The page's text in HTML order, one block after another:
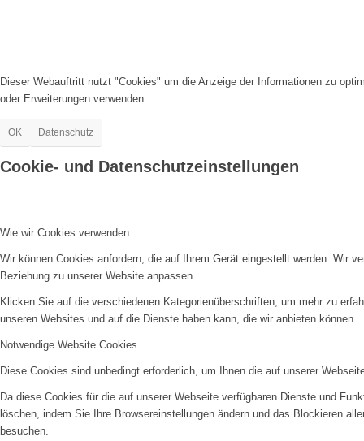
Dieser Webauftritt nutzt "Cookies" um die Anzeige der Informationen zu
oder Erweiterungen verwenden.
OK Datenschutz
Cookie- und Datenschutzeinstellungen
Wie wir Cookies verwenden
Wir können Cookies anfordern, die auf Ihrem Gerät eingestellt werden. Wir
Beziehung zu unserer Website anpassen.
Klicken Sie auf die verschiedenen Kategorienüberschriften, um mehr zu
unseren Websites und auf die Dienste haben kann, die wir anbieten können.
Notwendige Website Cookies
Diese Cookies sind unbedingt erforderlich, um Ihnen die auf unserer
Da diese Cookies für die auf unserer Webseite verfügbaren Dienste und
löschen, indem Sie Ihre Browsereinstellungen ändern und das Blockieren
besuchen.